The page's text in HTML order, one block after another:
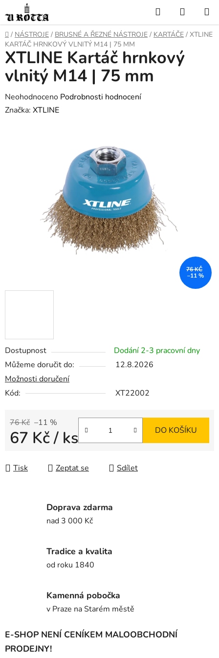
na
obsah
Hledat
KOŠÍK
DOMŮ
/ NÁSTROJE / BRUSNÉ A ŘEZNÉ NÁSTROJE / KARTÁČE / XTLINE
KARTÁČ HRNKOVÝ VLNITÝ M14 | 75 MM
Dostupnost
Dodání 2-3 pracovní dny
Můžeme doručit do:
12.8.2026
Možnosti doručení
Kód:
XT22002
76 Kč –11 %
67 Kč/ ks DO KOŠÍKU
Tisk Zeptat se Sdílet
XTLINE Kartáč hrnkový
vlnitý M14 | 75 mm
Průměrné
hodnocení
Neohodnoceno Podrobnosti hodnocení
Značka: XTLINE
76 KČ
–11 %
Doprava zdarma
nad 3 000 Kč
Tradice a kvalita
od roku 1840
Kamenná pobočka
v Praze na Starém městě
E-SHOP NENÍ CENÍKEM MALOOBCHODNÍ
PRODEJNY!